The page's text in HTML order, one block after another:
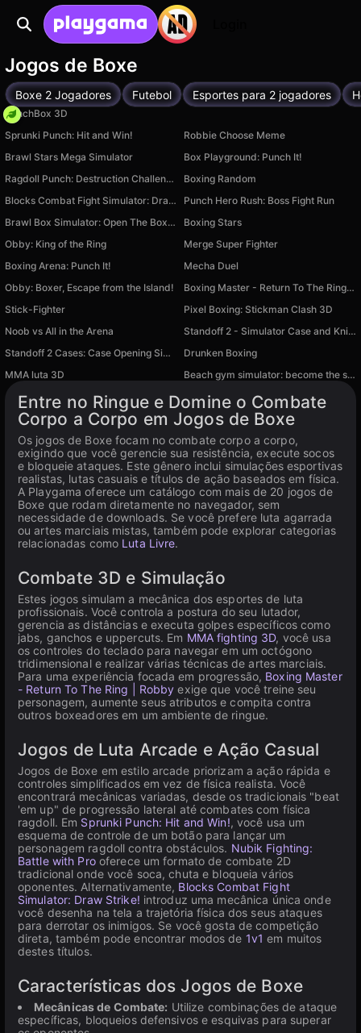
Jogos de Boxe
Boxe 2 Jogadores Futebol Esportes para 2 jogadores
PunchBox 3D
Sprunki Punch: Hit and Win!
Robbie Choose Meme
Brawl Stars Mega Simulator
Box Playground: Punch It!
Ragdoll Punch: Destruction Challenge!
Boxing Random
Blocks Combat Fight Simulator: Draw Strike!
Punch Hero Rush: Boss Fight Run
Brawl Box Simulator: Open The Boxes!
Boxing Stars
Obby: King of the Ring
Merge Super Fighter
Boxing Arena: Punch It!
Mecha Duel
Obby: Boxer, Escape from the Island!
Boxing Master - Return To The Ring | Robby
Stick-Fighter
Pixel Boxing: Stickman Clash 3D
Noob vs All in the Arena
Standoff 2 - Simulator Case and Knife
Standoff 2 Cases: Case Opening Simulator
Drunken Boxing
Disponível em PC
MMA luta 3D Beach gym simulator: become the strongest
Entre no Ringue e Domine o Combate
Corpo a Corpo em Jogos de Boxe
Os jogos de Boxe focam no combate corpo a corpo,
exigindo que você gerencie sua resistência, execute socos
e bloqueie ataques. Este gênero inclui simulações esportivas
realistas, lutas casuais e títulos de ação baseados em física.
A Playgama oferece um catálogo com mais de 20 jogos de
Boxe que rodam diretamente no navegador, sem
necessidade de downloads. Se você prefere luta agarrada
ou artes marciais mistas, também pode explorar categorias
relacionadas como Luta Livre.
Combate 3D e Simulação
Estes jogos simulam a mecânica dos esportes de luta
profissionais. Você controla a postura do seu lutador,
gerencia as distâncias e executa golpes específicos como
jabs, ganchos e uppercuts. Em MMA fighting 3D, você usa
os controles do teclado para navegar em um octógono
tridimensional e realizar várias técnicas de artes marciais.
Para uma experiência focada em progressão, Boxing Master
- Return To The Ring | Robby exige que você treine seu
personagem, aumente seus atributos e compita contra
outros boxeadores em um ambiente de ringue.
Jogos de Luta Arcade e Ação Casual
Jogos de Boxe em estilo arcade priorizam a ação rápida e
controles simplificados em vez de física realista. Você
encontrará mecânicas variadas, desde os tradicionais "beat
'em up" de progressão lateral até combates com física
ragdoll. Em Sprunki Punch: Hit and Win!, você usa um
esquema de controle de um botão para lançar um
personagem ragdoll contra obstáculos. Nubik Fighting:
Battle with Prooferece um formato de combate 2D
tradicional onde você soca, chuta e bloqueia vários
oponentes. Alternativamente, Blocks Combat Fight
Simulator: Draw Strike! introduz uma mecânica única onde
você desenha na tela a trajetória física dos seus ataques
para derrotar os inimigos. Se você gosta de competição
direta, também pode encontrar modos de 1v1 em muitos
destes títulos.
Características dos Jogos de Boxe
Mecânicas de Combate: Utilize combinações de ataque
específicas, bloqueios defensivos e esquivas para superar